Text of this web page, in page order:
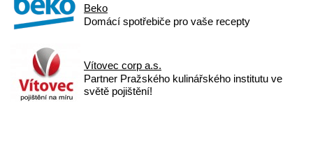
Beko
Domácí spotřebiče pro vaše recepty
Vítovec corp a.s.
Partner Pražského kulinářského institutu ve
světě pojištění!